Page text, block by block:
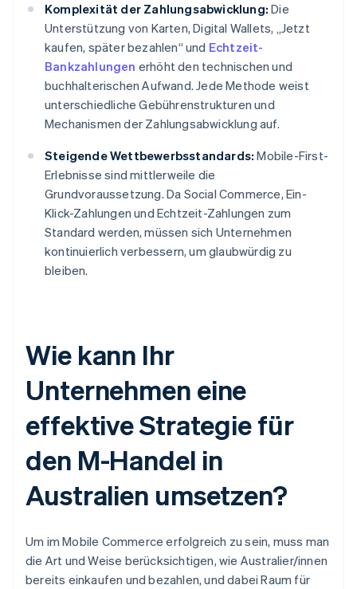
Komplexität der Zahlungsabwicklung: Die
Unterstützung von Karten, Digital Wallets, „Jetzt
kaufen, später bezahlen“ und Echtzeit-
Bankzahlungen erhöht den technischen und
buchhalterischen Aufwand. Jede Methode weist
unterschiedliche Gebührenstrukturen und
Mechanismen der Zahlungsabwicklung auf.
Steigende Wettbewerbsstandards: Mobile-First-
Erlebnisse sind mittlerweile die
Grundvoraussetzung. Da Social Commerce, Ein-
Klick-Zahlungen und Echtzeit-Zahlungen zum
Standard werden, müssen sich Unternehmen
kontinuierlich verbessern, um glaubwürdig zu
bleiben.
Wie kann Ihr
Unternehmen eine
effektive Strategie für
den M-Handel in
Australien umsetzen?
Um im Mobile Commerce erfolgreich zu sein, muss man
die Art und Weise berücksichtigen, wie Australier/innen
bereits einkaufen und bezahlen, und dabei Raum für